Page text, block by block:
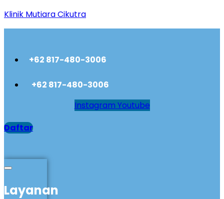
Klinik Mutiara Cikutra
+62 817-480-3006
+62 817-480-3006
Instagram Youtube
Daftar
Layanan